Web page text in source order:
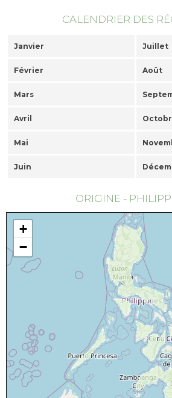
CALENDRIER DES
Janvier Juillet
Février Août
Mars
Avril
Mai
Juin
ORIGINE -
+
−